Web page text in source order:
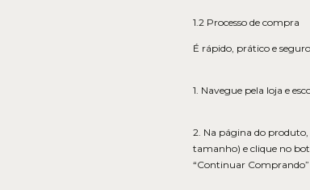
1.2 Processo de compra
É rápido, prático e
1. Navegue pela loja e
2. Na página do produto,
tamanho) e clique no
“Continuar